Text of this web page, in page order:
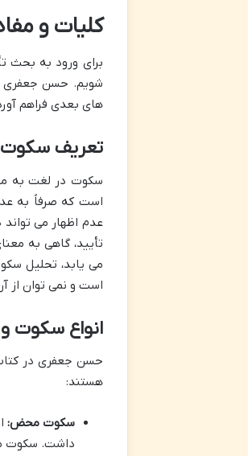
کلیات و
برای ورود به بحث
شویم. حسن جعفری
های بعدی فراهم
تعریف سکوت
سکوت در لغت به
است که صرفاً به
عدم اظهار می
تأیید، گاهی به
می یابد، تحلیل
است و نمی توان از
انواع سکوت و
حسن جعفری در کتاب
هستند:
سکوت محض:
داشت. سکوت